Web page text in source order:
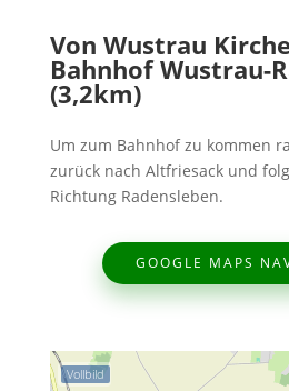
Von Wustrau
Bahnhof Wustrau-
(3,2km)
Um zum Bahnhof zu kommen
zurück nach Altfriesack und
Richtung Radensleben.
GOOGLE MAPS
Vollbild